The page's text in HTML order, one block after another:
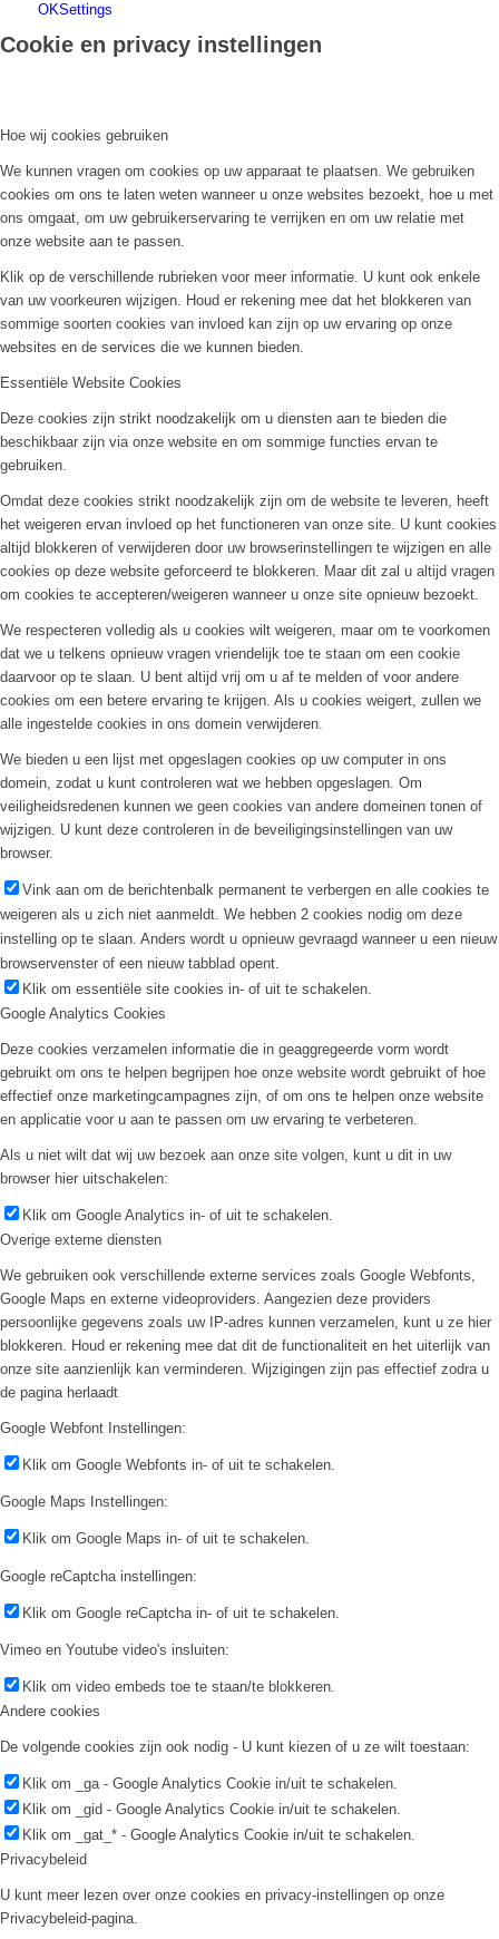
OKSettings
Cookie en privacy instellingen
Hoe wij cookies gebruiken
We kunnen vragen om cookies op uw apparaat te plaatsen. We gebruiken
cookies om ons te laten weten wanneer u onze websites bezoekt, hoe u met
ons omgaat, om uw gebruikerservaring te verrijken en om uw relatie met
onze website aan te passen.
Klik op de verschillende rubrieken voor meer informatie. U kunt ook enkele
van uw voorkeuren wijzigen. Houd er rekening mee dat het blokkeren van
sommige soorten cookies van invloed kan zijn op uw ervaring op onze
websites en de services die we kunnen bieden.
Essentiële Website Cookies
Deze cookies zijn strikt noodzakelijk om u diensten aan te bieden die
beschikbaar zijn via onze website en om sommige functies ervan te
gebruiken.
Omdat deze cookies strikt noodzakelijk zijn om de website te leveren, heeft
het weigeren ervan invloed op het functioneren van onze site. U kunt cookies
altijd blokkeren of verwijderen door uw browserinstellingen te wijzigen en alle
cookies op deze website geforceerd te blokkeren. Maar dit zal u altijd vragen
om cookies te accepteren/weigeren wanneer u onze site opnieuw bezoekt.
We respecteren volledig als u cookies wilt weigeren, maar om te voorkomen
dat we u telkens opnieuw vragen vriendelijk toe te staan om een cookie
daarvoor op te slaan. U bent altijd vrij om u af te melden of voor andere
cookies om een betere ervaring te krijgen. Als u cookies weigert, zullen we
alle ingestelde cookies in ons domein verwijderen.
We bieden u een lijst met opgeslagen cookies op uw computer in ons
domein, zodat u kunt controleren wat we hebben opgeslagen. Om
veiligheidsredenen kunnen we geen cookies van andere domeinen tonen of
wijzigen. U kunt deze controleren in de beveiligingsinstellingen van uw
browser.
Vink aan om de berichtenbalk permanent te verbergen en alle cookies te
weigeren als u zich niet aanmeldt. We hebben 2 cookies nodig om deze
instelling op te slaan. Anders wordt u opnieuw gevraagd wanneer u een nieuw
browservenster of een nieuw tabblad opent.
Klik om essentiële site cookies in- of uit te schakelen.
Google Analytics Cookies
Deze cookies verzamelen informatie die in geaggregeerde vorm wordt
gebruikt om ons te helpen begrijpen hoe onze website wordt gebruikt of hoe
effectief onze marketingcampagnes zijn, of om ons te helpen onze website
en applicatie voor u aan te passen om uw ervaring te verbeteren.
Als u niet wilt dat wij uw bezoek aan onze site volgen, kunt u dit in uw
browser hier uitschakelen:
Klik om Google Analytics in- of uit te schakelen.
Overige externe diensten
We gebruiken ook verschillende externe services zoals Google Webfonts,
Google Maps en externe videoproviders. Aangezien deze providers
persoonlijke gegevens zoals uw IP-adres kunnen verzamelen, kunt u ze hier
blokkeren. Houd er rekening mee dat dit de functionaliteit en het uiterlijk van
onze site aanzienlijk kan verminderen. Wijzigingen zijn pas effectief zodra u
de pagina herlaadt
Google Webfont Instellingen:
Klik om Google Webfonts in- of uit te schakelen.
Google Maps Instellingen:
Klik om Google Maps in- of uit te schakelen.
Google reCaptcha instellingen:
Klik om Google reCaptcha in- of uit te schakelen.
Vimeo en Youtube video's insluiten:
Klik om video embeds toe te staan/te blokkeren.
Andere cookies
De volgende cookies zijn ook nodig - U kunt kiezen of u ze wilt toestaan:
Klik om _ga - Google Analytics Cookie in/uit te schakelen.
Klik om _gid - Google Analytics Cookie in/uit te schakelen.
Klik om _gat_* - Google Analytics Cookie in/uit te schakelen.
Privacybeleid
U kunt meer lezen over onze cookies en privacy-instellingen op onze
Privacybeleid-pagina.